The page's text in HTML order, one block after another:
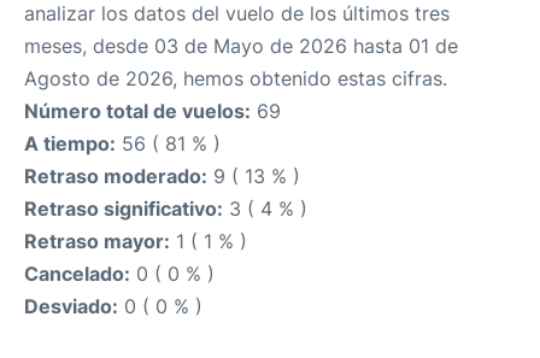
analizar los datos del vuelo de los últimos tres
meses, desde 03 de Mayo de 2026 hasta 01 de
Agosto de 2026, hemos obtenido estas cifras.
Número total de vuelos: 69
A tiempo: 56 ( 81 % )
Retraso moderado: 9 ( 13 % )
Retraso significativo: 3 ( 4 % )
Retraso mayor: 1 ( 1 % )
Cancelado: 0 ( 0 % )
Desviado: 0 ( 0 % )